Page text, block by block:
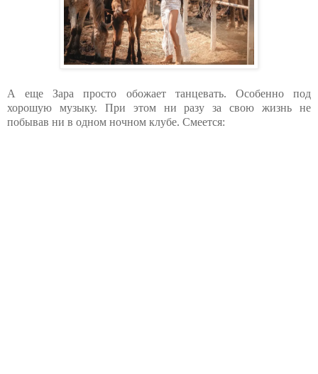
А еще Зара просто обожает танцевать. Особенно под
хорошую музыку. При этом ни разу за свою жизнь не
побывав ни в одном ночном клубе. Смеется: